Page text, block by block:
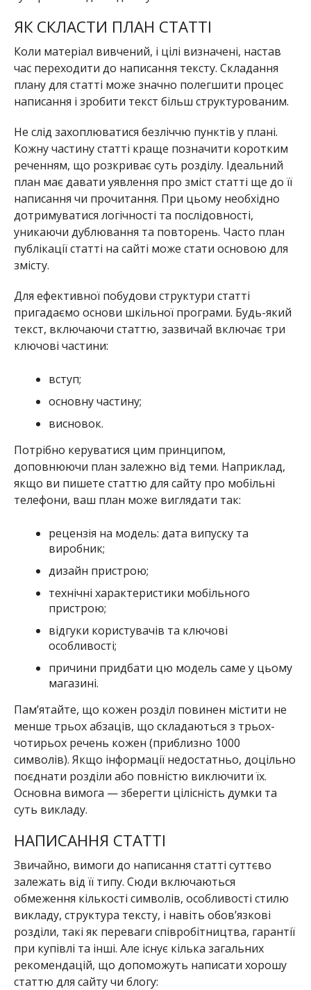
ЯКСКЛАСТИ ПЛАН СТАТТІ
Коли матеріал вивчений, і цілі визначені, настав
час переходити до написання тексту. Складання
плану для статті може значно полегшити процес
написання і зробити текст більш структурованим.
Не слід захоплюватися безліччю пунктів у плані.
Кожну частину статті краще позначити коротким
реченням, що розкриває суть розділу. Ідеальний
план має давати уявлення про зміст статті ще до її
написання чи прочитання. При цьому необхідно
дотримуватися логічності та послідовності,
уникаючи дублювання та повторень. Часто план
публікації статті на сайті може стати основою для
змісту.
Для ефективної побудови структури статті
пригадаємо основи шкільної програми. Будь-який
текст, включаючи статтю, зазвичай включає три
ключові частини:
вступ;
основну частину;
висновок.
Потрібно керуватися цим принципом,
доповнюючи план залежно від теми. Наприклад,
якщо ви пишете статтю для сайту про мобільні
телефони, ваш план може виглядати так:
рецензія на модель: дата випуску та
виробник;
дизайн пристрою;
технічні характеристики мобільного
пристрою;
відгуки користувачів та ключові
особливості;
причини придбати цю модель саме у цьому
магазині.
Пам’ятайте, що кожен розділ повинен містити не
менше трьох абзаців, що складаються з трьох-
чотирьох речень кожен (приблизно 1000
символів). Якщо інформації недостатньо, доцільно
поєднати розділи або повністю виключити їх.
Основна вимога — зберегти цілісність думки та
суть викладу.
НАПИСАННЯ СТАТТІ
Звичайно, вимоги до написання статті суттєво
залежать від її типу. Сюди включаються
обмеження кількості символів, особливості стилю
викладу, структура тексту, і навіть обов’язкові
розділи, такі як переваги співробітництва, гарантії
при купівлі та інші. Але існує кілька загальних
рекомендацій, що допоможуть написати хорошу
статтю для сайту чи блогу: